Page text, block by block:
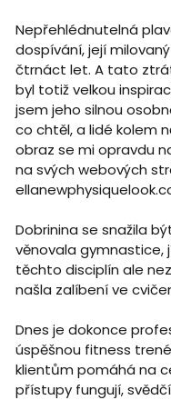
Nepřehlédnutelná
dospívání, její
čtrnáct let. A tato
byl totiž velkou
jsem jeho silnou
co chtěl, a lidé kolem
obraz se mi opravdu
na svých webových
Dobrinina se snažila
věnovala gymnastice,
těchto disciplín ale
našla zalíbení ve
Dnes je dokonce
úspěšnou fitness
klientům pomáhá na
přístupy fungují,